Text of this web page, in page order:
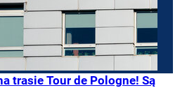
trasie Tour de Pologne! Są